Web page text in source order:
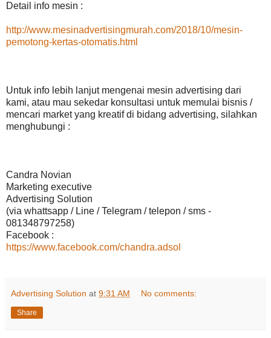
Detail info mesin :
http://www.mesinadvertisingmurah.com/2018/10/mesin-
pemotong-kertas-otomatis.html
Untuk info lebih lanjut mengenai mesin advertising dari
kami, atau mau sekedar konsultasi untuk memulai bisnis /
mencari market yang kreatif di bidang advertising, silahkan
menghubungi :
Candra Novian
Marketing executive
Advertising Solution
(via whattsapp / Line / Telegram / telepon / sms -
081348797258)
Facebook :
https://www.facebook.com/chandra.adsol
Advertising Solution at 9:31 AM No comments:
Share